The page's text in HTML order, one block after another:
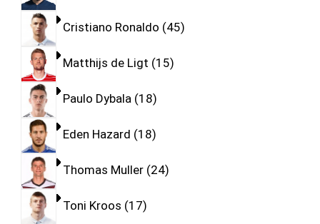
Cristiano Ronaldo 45
Matthijs de Ligt 15
Paulo Dybala 18
Eden Hazard 18
Thomas Muller 24
Toni Kroos 17